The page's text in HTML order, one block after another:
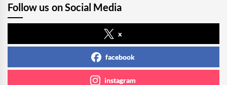
Follow us on Social Media
x
facebook
instagram